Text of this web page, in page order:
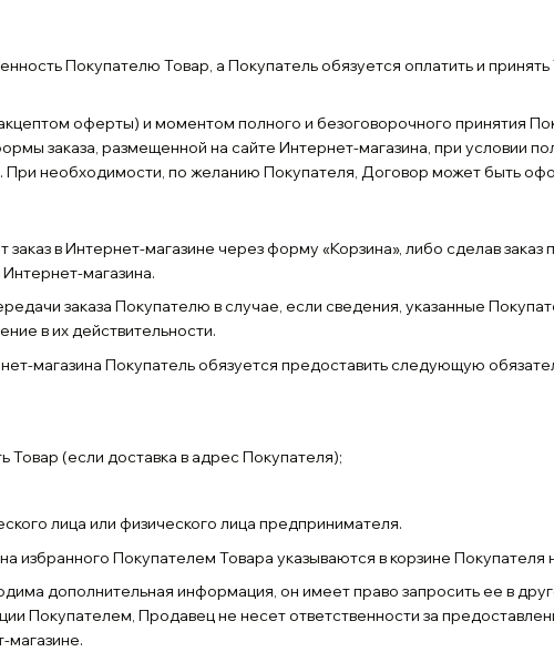
Покупателю Товар, а Покупатель обязуется оплатить и
оферты) и моментом полного и безоговорочного принятия
заказа, размещенной на сайте Интернет-магазина, при условии
При необходимости, по желанию Покупателя, Договор может быть
в Интернет-магазине через форму «Корзина», либо сделав заказ
магазина.
заказа Покупателю в случае, если сведения, указанные
в их действительности.
магазина Покупатель обязуется предоставить следующую
Товар (если доставка в адрес Покупателя);
лица или физического лица предпринимателя.
избранного Покупателем Товара указываются в корзине Покупателя
дополнительная информация, он имеет право запросить ее в
Покупателем, Продавец не несет ответственности за
магазине.